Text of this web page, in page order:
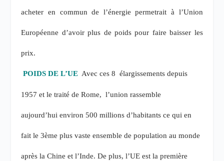
acheter en commun de l’énergie permetrait à l’Union
Européenne d’avoir plus de poids pour faire baisser les
prix.
POIDS DE L’UE Avec ces 8 élargissements depuis
1957 et le traité de Rome, l’union rassemble
aujourd’hui environ 500 millions d’habitants ce qui en
fait le 3ème plus vaste ensemble de population au monde
après la Chine et l’Inde. De plus, l’UE est la première